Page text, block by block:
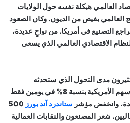
العالمي هيكلة نفسه حول الولايات
العالمي بفيض من الديون. وكان الصعود
التصنيع في أمريكا. من نواحٍ عديدة،
الاقتصادي العالمي الذي يسعى
مدى التحول الذي ستحدثه
إجراءات فولكر. انخفضت الأسهم الأمريكية بنسبة 8% في يومين فقط
وانخفض مؤشر ستاندرد آند بورز 500
التاليين. شعر المصنعون والنقابات العمالية